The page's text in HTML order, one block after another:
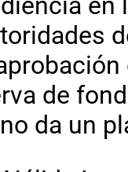
de
da un